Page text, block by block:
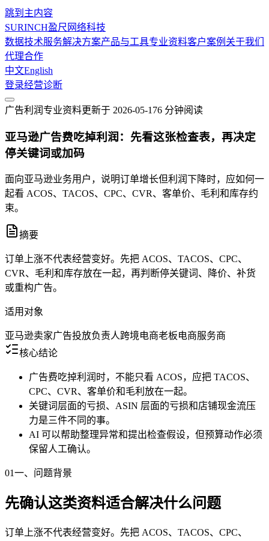
跳到主内容
SURINCH盈尺网络科技
数据技术服务解决方案产品与工具专业资料客户案例 关于我们
代理合作
中文English
登录经营诊断
广告利润专业资料更新于 2026-05-176 分钟阅读
亚马逊广告费吃掉利润：先看这张检查表，再决定
停关键词或加码
面向亚马逊业务用户，说明订单增长但利润下降时，应如何一
起看 ACOS、TACOS、CPC、CVR、客单价、毛利和库存约
束。
摘要
订单上涨不代表经营变好。先把 ACOS、TACOS、CPC、
CVR、毛利和库存放在一起，再判断停关键词、降价、补货
或重构广告。
适用对象
亚马逊卖家广告投放负责人跨境电商老板电商服务商
核心结论
广告费吃掉利润时，不能只看 ACOS，应把 TACOS、
CPC、CVR、客单价和毛利放在一起。
关键词层面的亏损、ASIN 层面的亏损和店铺现金流压
力是三件不同的事。
AI 可以帮助整理异常和提出检查假设，但预算动作必须
保留人工确认。
01一、问题背景
先确认这类资料适合解决什么问题
订单上涨不代表经营变好。先把 ACOS、TACOS、CPC、